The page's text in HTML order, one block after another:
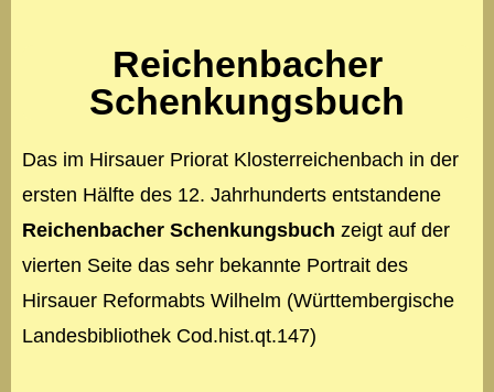
Reichenbacher
Schenkungsbuch
Das im Hirsauer Priorat Klosterreichenbach in der
ersten Hälfte des 12. Jahrhunderts entstandene
Reichenbacher Schenkungsbuch zeigt auf der
vierten Seite das sehr bekannte Portrait des
Hirsauer Reformabts Wilhelm (Württembergische
Landesbibliothek Cod.hist.qt.147)